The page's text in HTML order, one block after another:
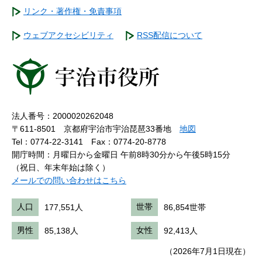
リンク・著作権・免責事項
ウェブアクセシビリティ RSS配信について
法人番号：2000020262048
〒611-8501 京都府宇治市宇治琵琶33番地 地図
Tel：0774-22-3141
Fax：0774-20-8778
開庁時間：月曜日から金曜日 午前8時30分から午後5時15分
（祝日、年末年始は除く）
メールでの問い合わせはこちら
人口 177,551人 世帯 86,854世帯
男性 85,138人 女性 92,413人
（2026年7月1日現在）